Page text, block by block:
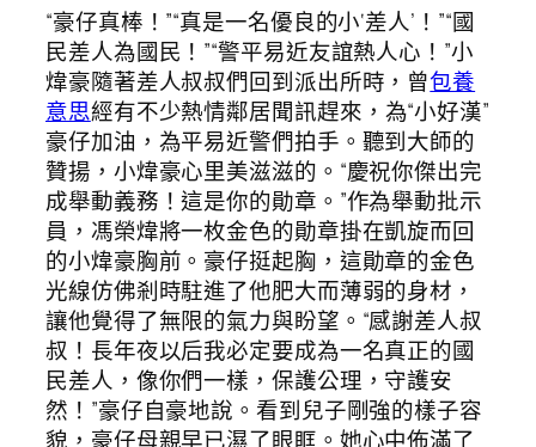
“豪仔真棒！”“真是一名優良的小‘差人’！”“國
民差人為國民！”“警平易近友誼熱人心！”小
煒豪隨著差人叔叔們回到派出所時，曾包養
意思經有不少熱情鄰居聞訊趕來，為“小好漢”
豪仔加油，為平易近警們拍手。聽到大師的
贊揚，小煒豪心里美滋滋的。“慶祝你傑出完
成舉動義務！這是你的勛章。”作為舉動批示
員，馮榮煒將一枚金色的勛章掛在凱旋而回
的小煒豪胸前。豪仔挺起胸，這勛章的金色
光線仿佛剎時駐進了他肥大而薄弱的身材，
讓他覺得了無限的氣力與盼望。“感謝差人叔
叔！長年夜以后我必定要成為一名真正的國
民差人，像你們一樣，保護公理，守護安
然！”豪仔自豪地說。看到兒子剛強的樣子容
貌，豪仔母親早已濕了眼眶。她心中佈滿了